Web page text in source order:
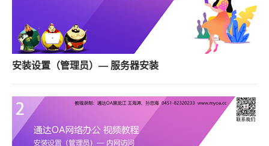
安装设置（管理员）— 服务器安装